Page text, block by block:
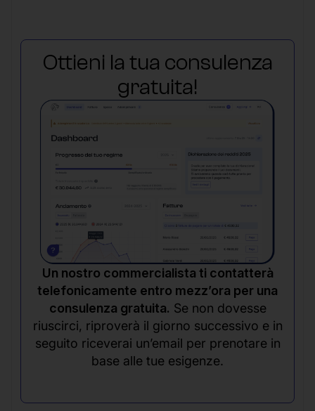
Ottieni la tua consulenza
gratuita!
Un nostro commercialista ti contatterà
telefonicamente entro mezz’ora per una
consulenza gratuita. Se non dovesse
riuscirci, riproverà il giorno successivo e in
seguito riceverai un’email per prenotare in
base alle tue esigenze.